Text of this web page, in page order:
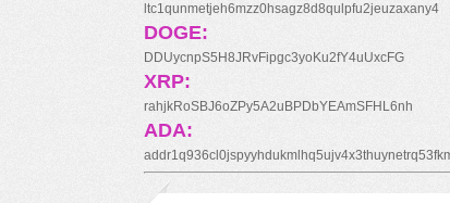
ltc1qunmetjeh6mzz0hsagz8d8qulpfu2jeuzaxany4
DOGE:
DDUycnpS5H8JRvFipgc3yoKu2fY4uUxcFG
XRP:
rahjkRoSBJ6oZPy5A2uBPDbYEAmSFHL6nh
ADA: